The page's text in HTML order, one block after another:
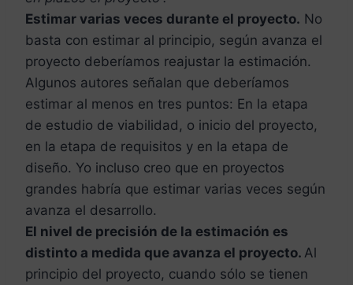
Estimar varias veces durante el proyecto. No
basta con estimar al principio, según avanza el
proyecto deberíamos reajustar la estimación.
Algunos autores señalan que deberíamos
estimar al menos en tres puntos: En la etapa
de estudio de viabilidad, o inicio del proyecto,
en la etapa de requisitos y en la etapa de
diseño. Yo incluso creo que en proyectos
grandes habría que estimar varias veces según
avanza el desarrollo.
El nivel de precisión de la estimación es
distinto a medida que avanza el proyecto. Al
principio del proyecto, cuando sólo se tienen